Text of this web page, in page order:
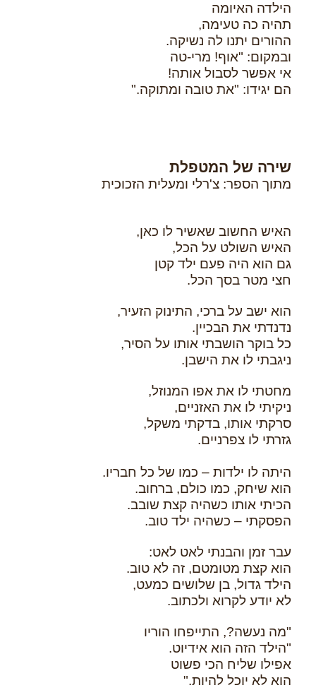
הילדה האיומה
תהיה כה טעימה,
ההורים יתנו לה נשיקה.
ובמקום: "אוף! מרי-טה
אי אפשר לסבול אותה!
הם יגידו: "את טובה ומתוקה."
שירה של המטפלת
מתוך הספר: צ'רלי ומעלית הזכוכית
האיש החשוב שאשיר לו כאן,
האיש השולט על הכל,
גם הוא היה פעם ילד קטן
חצי מטר בסך הכל.
הוא ישב על ברכי, התינוק הזעיר,
נדנדתי את הבכיין.
כל בוקר הושבתי אותו על הסיר,
ניגבתי לו את הישבן.
מחטתי לו את אפו המנוזל,
ניקיתי לו את האזניים,
סרקתי אותו, בדקתי משקל,
גזרתי לו צפרניים.
היתה לו ילדות – כמו של כל חבריו.
הוא שיחק, כמו כולם, ברחוב.
הכיתי אותו כשהיה קצת שובב.
הפסקתי – כשהיה ילד טוב.
עבר זמן והבנתי לאט לאט:
הוא קצת מטומטם, זה לא טוב.
הילד גדול, בן שלושים כמעט,
לא יודע לקרוא ולכתוב.
"מה נעשה?, התייפחו הוריו
"הילד הזה הוא אידיוט.
אפילו שליח הכי פשוט
הוא לא יוכל להיות."